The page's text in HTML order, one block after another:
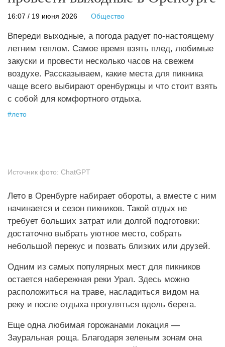
16:07 / 19 июня 2026 Общество
Впереди выходные, а погода радует по-настоящему
летним теплом. Самое время взять плед, любимые
закуски и провести несколько часов на свежем
воздухе. Рассказываем, какие места для пикника
чаще всего выбирают оренбуржцы и что стоит взять
с собой для комфортного отдыха.
#лето
Источник фото: ChatGPT
Лето в Оренбурге набирает обороты, а вместе с ним
начинается и сезон пикников. Такой отдых не
требует больших затрат или долгой подготовки:
достаточно выбрать уютное место, собрать
небольшой перекус и позвать близких или друзей.
Одним из самых популярных мест для пикников
остается набережная реки Урал. Здесь можно
расположиться на траве, насладиться видом на
реку и после отдыха прогуляться вдоль берега.
Еще одна любимая горожанами локация —
Зауральная роща. Благодаря зеленым зонам она